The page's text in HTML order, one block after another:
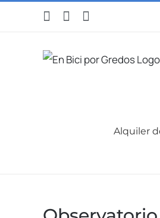
FacebookWhatsApp
Alquiler